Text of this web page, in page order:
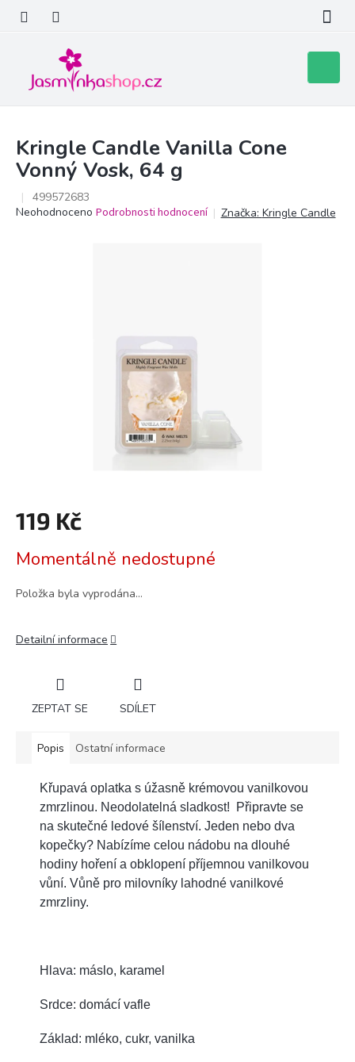
obsah
košík
Kringle Candle Vanilla Cone
Vonný Vosk, 64 g
499572683
Průměrné
Neohodnoceno Podrobnosti hodnocení Značka: Kringle Candle
119 Kč
cena:
Momentálně nedostupné
Položka byla vyprodána…
Detailní informace
ZEPTAT SE SDÍLET
Popis Ostatní informace
Křupavá oplatka s úžasně krémovou vanilkovou
zmrzlinou. Neodolatelná sladkost! Připravte se
na skutečné ledové šílenství. Jeden nebo dva
kopečky? Nabízíme celou nádobu na dlouhé
hodiny hoření a obklopení příjemnou vanilkovou
vůní. Vůně pro milovníky lahodné vanilkové
zmrzliny.
Hlava: máslo, karamel
Srdce: domácí vafle
Základ: mléko, cukr, vanilka